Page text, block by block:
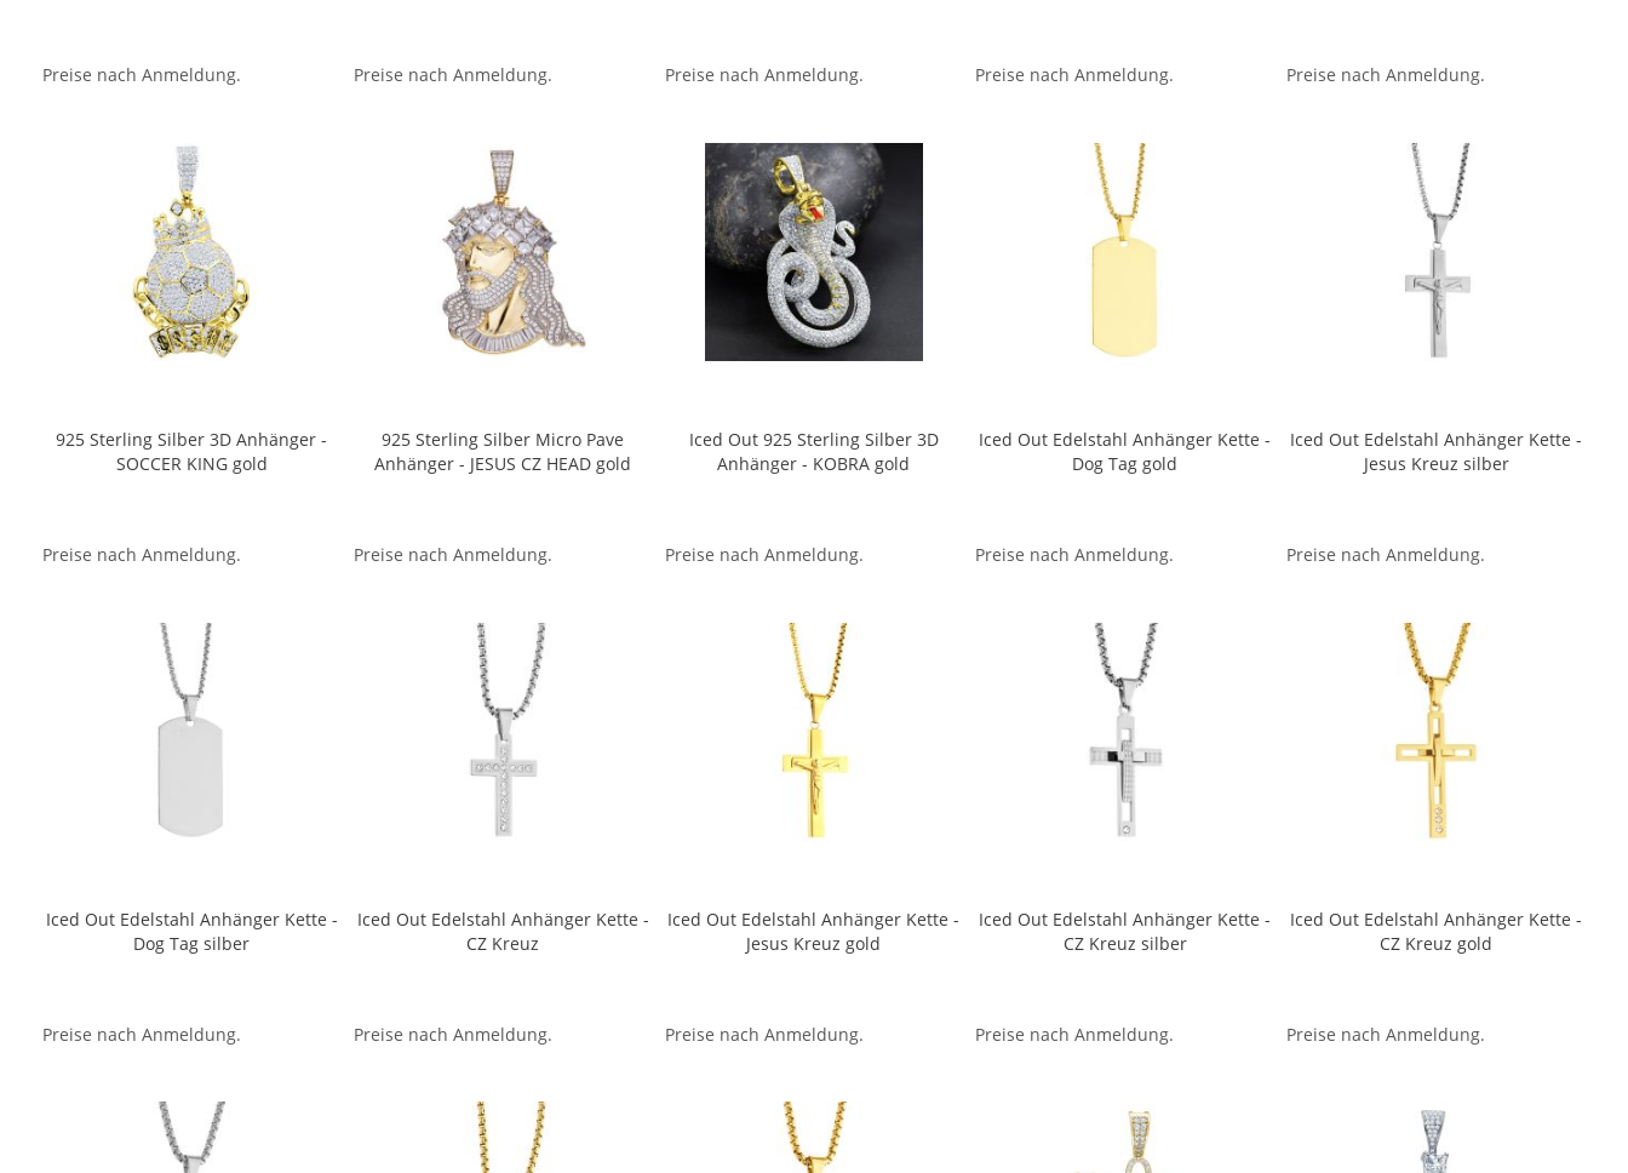
Preise nach Anmeldung. Preise nach Anmeldung. Preise nach Anmeldung. Preise nach Anmeldung. Preise nach Anmeldung.
925 Sterling Silber 3D Anhänger -
SOCCER KING gold
Preise nach Anmeldung.
925 Sterling Silber Micro Pave
Anhänger - JESUS CZ HEAD gold
Preise nach Anmeldung.
Iced Out 925 Sterling Silber 3D
Anhänger - KOBRA gold
Preise nach Anmeldung.
Iced Out Edelstahl Anhänger Kette -
Dog Tag gold
Preise nach Anmeldung.
Iced Out Edelstahl Anhänger Kette -
Jesus Kreuz silber
Preise nach Anmeldung.
Iced Out Edelstahl Anhänger Kette -
Dog Tag silber
Preise nach Anmeldung.
Iced Out Edelstahl Anhänger Kette -
CZ Kreuz
Preise nach Anmeldung.
Iced Out Edelstahl Anhänger Kette -
Jesus Kreuz gold
Preise nach Anmeldung.
Iced Out Edelstahl Anhänger Kette -
CZ Kreuz silber
Preise nach Anmeldung.
Iced Out Edelstahl Anhänger Kette -
CZ Kreuz gold
Preise nach Anmeldung.